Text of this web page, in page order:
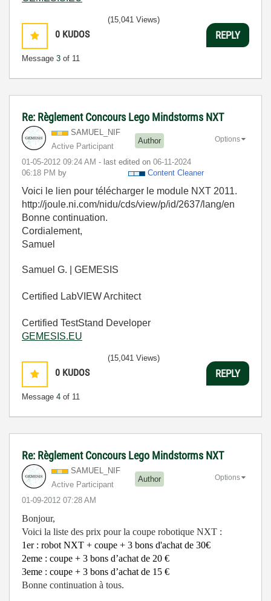
0 KUDOS
Message 3 of 11
(15,041 Views)
REPLY
Re: Règlement Concours Lego Mindstorms NXT
SAMUEL_NIF
Active Participant
Author
‎01-05-2012 09:24 AM - last edited on ‎06-11-2024
06:18 PM by Content Cleaner
Options
Voici le lien pour télécharger le module NXT 2011.
http://joule.ni.com/nidu/cds/view/p/id/2637/lang/en
Bonne continuation.
Cordialement,
Samuel
Samuel G. | GEMESIS
Certified LabVIEW Architect
Certified TestStand Developer
GEMESIS.EU
0 KUDOS
Message 4 of 11
(15,041 Views)
REPLY
Re: Règlement Concours Lego Mindstorms NXT
SAMUEL_NIF
Active Participant
Author
‎01-09-2012 07:28 AM
Options
Bonjour,
Voici la liste des prix pour la coupe robotique NXT :
1er : robot NXT + coupe + 3 bons d'achat de 30€
2eme : coupe + 3 bons d’achat de 20 €
3eme : coupe + 3 bons d’achat de 15 €
Bonne continuation à tous.